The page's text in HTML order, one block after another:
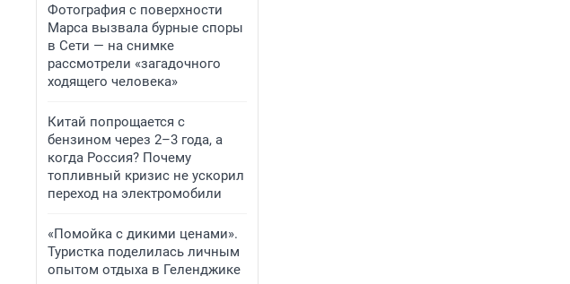
Фотография с поверхности
Марса вызвала бурные споры
в Сети — на снимке
рассмотрели «загадочного
ходящего человека»
Китай попрощается с
бензином через 2–3 года, а
когда Россия? Почему
топливный кризис не ускорил
переход на электромобили
«Помойка с дикими ценами».
Туристка поделилась личным
опытом отдыха в Геленджике